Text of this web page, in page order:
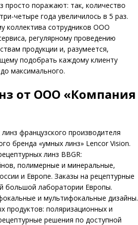
поражают: так, количество
четыре года увеличилось в 5 раз.
коллектива сотрудников ООО
регулярному проведению
продукции и, разумеется,
подобрать каждому клиенту
максимального.
от ООО «Компания
французского производителя
бренда «умных линз» Lencor Vision.
линз BBGR:
полимерные и минеральные,
и Европе. Заказы на рецептурные
большой лаборатории Европы.
и мультифокальные дизайны.
продуктов: поляризационных и
решения по доступной